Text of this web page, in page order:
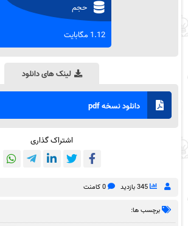
حجم
1.12 مگابایت
لینک های دانلود
دانلود نسخه pdf
اشتراک گذاری
345 بازدید 0 کامنت
برچسب ها: